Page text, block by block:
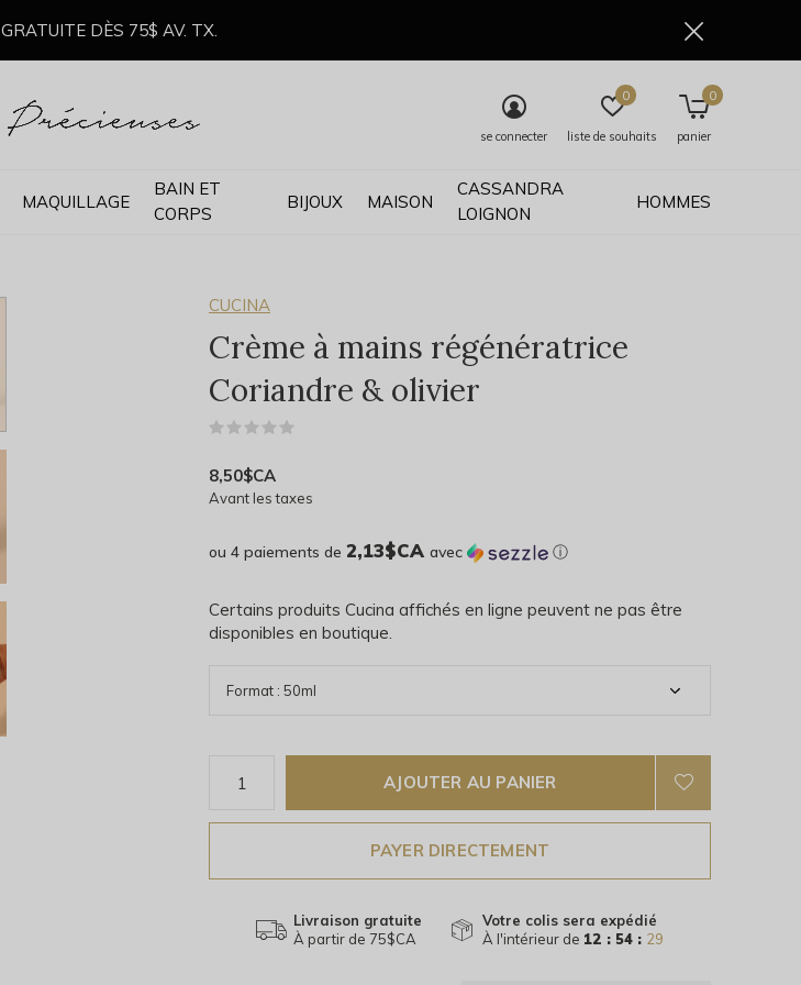
MAQUILLAGE
BAIN ET
CORPS
BIJOUX MAISON
CASSANDRA
LOIGNON
HOMMES
se connecter liste de souhaits
0
panier
0
DÈS 75$ AV. TX.
CUCINA
Crème à mains régénératrice
Coriandre & olivier
8,50$CA
Avant les taxes
ou 4 paiements de 2,13$CA avec ⓘ
Certains produits Cucina affichés en ligne peuvent ne pas être
disponibles en boutique.
AJOUTER AU PANIER
PAYER DIRECTEMENT
Livraison gratuite
À partir de 75$CA
Votre colis sera expédié
À l'intérieur de 12 : 54 : 28